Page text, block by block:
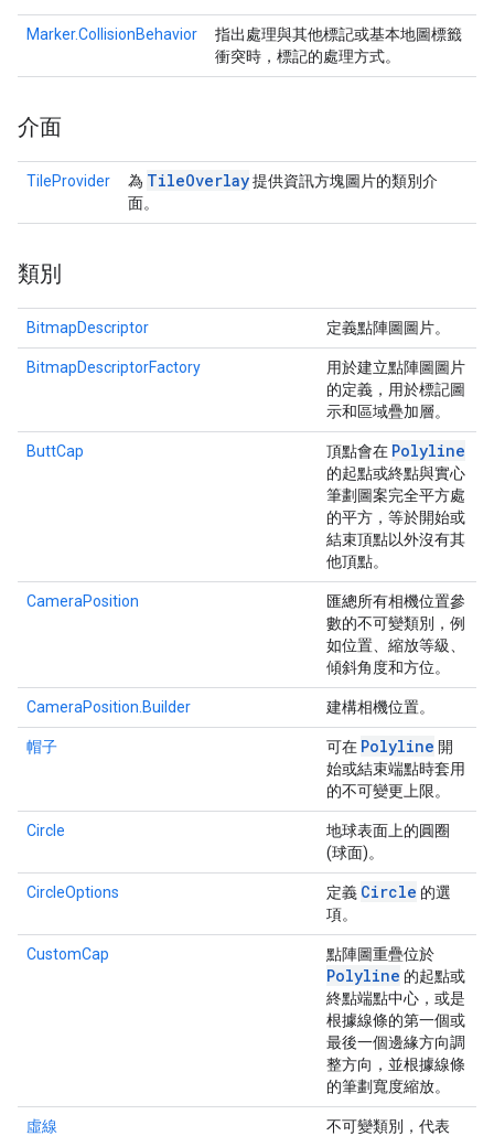
Marker.CollisionBehavior
指出處理與其他標記或基本地圖標籤
衝突時，標記的處理方式。
介面
TileProvider 為 TileOverlay提供資訊方塊圖片的類別介
面。
類別
BitmapDescriptor 定義點陣圖圖片。
BitmapDescriptorFactory
用於建立點陣圖圖片
的定義，用於標記圖
示和區域疊加層。
ButtCap 頂點會在 Polyline
的起點或終點與實心
筆劃圖案完全平方處
的平方，等於開始或
結束頂點以外沒有其
他頂點。
CameraPosition
匯總所有相機位置參
數的不可變類別，例
如位置、縮放等級、
傾斜角度和方位。
CameraPosition.Builder 建構相機位置。
帽子 可在 Polyline 開
始或結束端點時套用
的不可變更上限。
Circle
地球表面上的圓圈
(球面)。
CircleOptions 定義 Circle 的選
項。
CustomCap 點陣圖重疊位於
Polyline 的起點或
終點端點中心，或是
根據線條的第一個或
最後一個邊緣方向調
整方向，並根據線條
的筆劃寬度縮放。
虛線 不可變類別，代表